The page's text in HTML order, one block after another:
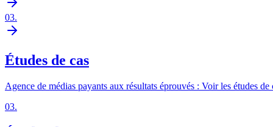
03.
Études de cas
Agence de médias payants aux résultats éprouvés : Voir les études de
03.